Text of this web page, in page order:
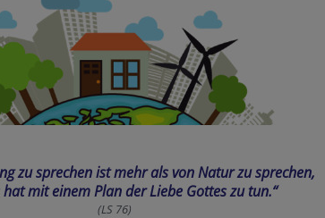
zu sprechen ist mehr als von Natur zu sprechen,
hat mit einem Plan der Liebe Gottes zu tun.“
(LS 76)